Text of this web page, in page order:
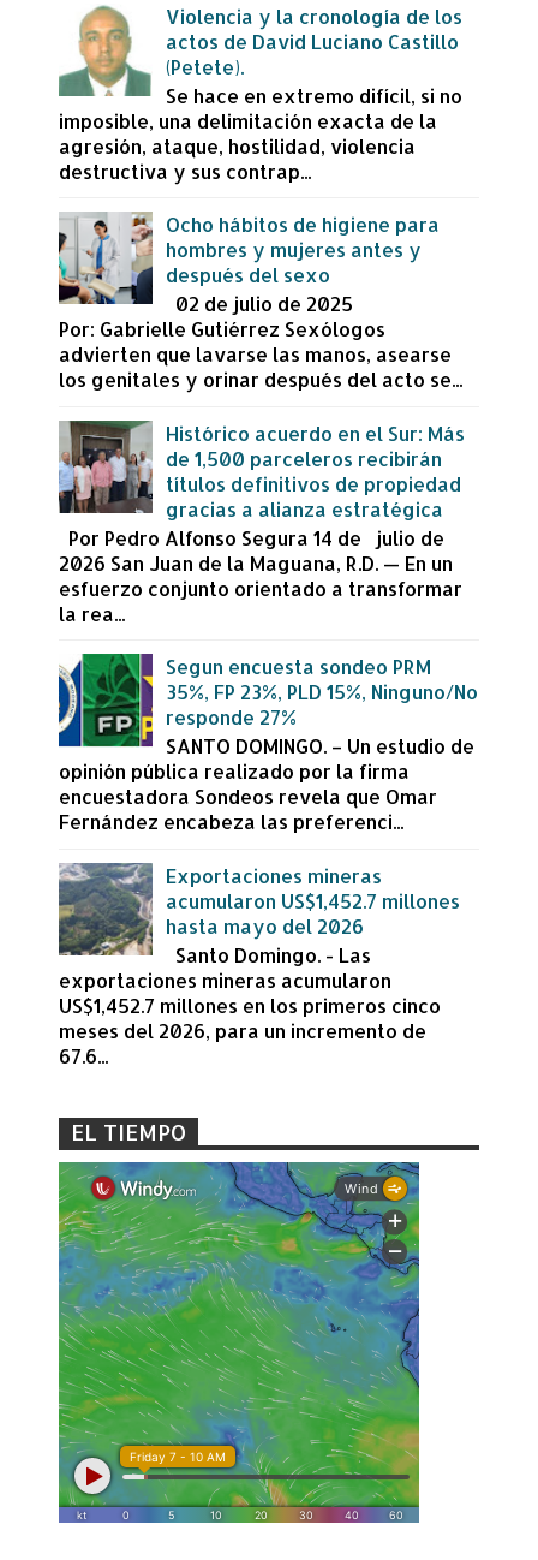
Violencia y la cronología de los
actos de David Luciano Castillo
(Petete).
Se hace en extremo difícil, si no
imposible, una delimitación exacta de la
agresión, ataque, hostilidad, violencia
destructiva y sus contrap...
Ocho hábitos de higiene para
hombres y mujeres antes y
después del sexo
02 de julio de 2025
Por: Gabrielle Gutiérrez Sexólogos
advierten que lavarse las manos, asearse
los genitales y orinar después del acto se...
Histórico acuerdo en el Sur: Más
de 1,500 parceleros recibirán
títulos definitivos de propiedad
gracias a alianza estratégica
Por Pedro Alfonso Segura 14 de julio de
2026 San Juan de la Maguana, R.D. — En un
esfuerzo conjunto orientado a transformar
la rea...
Segun encuesta sondeo PRM
35%, FP 23%, PLD 15%, Ninguno/No
responde 27%
SANTO DOMINGO. – Un estudio de
opinión pública realizado por la firma
encuestadora Sondeos revela que Omar
Fernández encabeza las preferenci...
Exportaciones mineras
acumularon US$1,452.7 millones
hasta mayo del 2026
Santo Domingo. - Las
exportaciones mineras acumularon
US$1,452.7 millones en los primeros cinco
meses del 2026, para un incremento de
67.6...
EL TIEMPO